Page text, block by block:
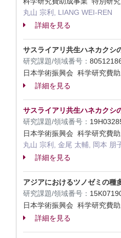
丸山 宗利, LIANG WEI-REN
詳細を見る
サスライアリ共生ハネカクシ
研究課題/領域番号：
日本学術振興会 科学研究費
詳細を見る
サスライアリ共生ハネカクシ
研究課題/領域番号：
日本学術振興会 科学研究費
丸山 宗利, 金尾 太輔, 岡本 朋
詳細を見る
アジアにおけるツノゼミの種
研究課題/領域番号：
日本学術振興会 科学研究費
詳細を見る